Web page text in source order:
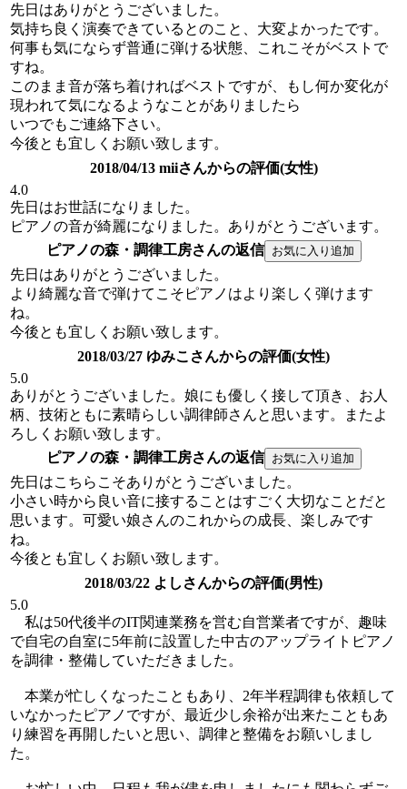
先日はありがとうございました。
気持ち良く演奏できているとのこと、大変よかったです。
何事も気にならず普通に弾ける状態、これこそがベストで
すね。
このまま音が落ち着ければベストですが、もし何か変化が
現われて気になるようなことがありましたら
いつでもご連絡下さい。
今後とも宜しくお願い致します。
2018/04/13 miiさんからの評価(女性)
4.0
先日はお世話になりました。
ピアノの音が綺麗になりました。ありがとうございます。
ピアノの森・調律工房さんの返信
先日はありがとうございました。
より綺麗な音で弾けてこそピアノはより楽しく弾けます
ね。
今後とも宜しくお願い致します。
2018/03/27 ゆみこさんからの評価(女性)
5.0
ありがとうございました。娘にも優しく接して頂き、お人
柄、技術ともに素晴らしい調律師さんと思います。またよ
ろしくお願い致します。
ピアノの森・調律工房さんの返信
先日はこちらこそありがとうございました。
小さい時から良い音に接することはすごく大切なことだと
思います。可愛い娘さんのこれからの成長、楽しみです
ね。
今後とも宜しくお願い致します。
2018/03/22 よしさんからの評価(男性)
5.0
私は50代後半のIT関連業務を営む自営業者ですが、趣味
で自宅の自室に5年前に設置した中古のアップライトピアノ
を調律・整備していただきました。
本業が忙しくなったこともあり、2年半程調律も依頼して
いなかったピアノですが、最近少し余裕が出来たこともあ
り練習を再開したいと思い、調律と整備をお願いしまし
た。